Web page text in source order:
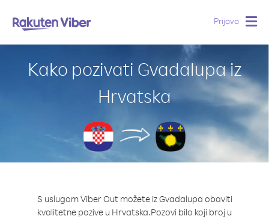
Prijava
Kako pozivati Gvadalupa iz
Hrvatska
S uslugom Viber Out možete iz Gvadalupa obaviti
kvalitetne pozive u Hrvatska.Pozovi bilo koji broj u